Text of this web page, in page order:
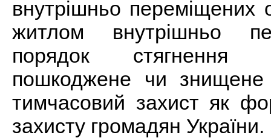
внутрішньо переміщених
житлом внутрішньо
порядок стягнення
пошкоджене чи
тимчасовий захист як
захисту громадян України.